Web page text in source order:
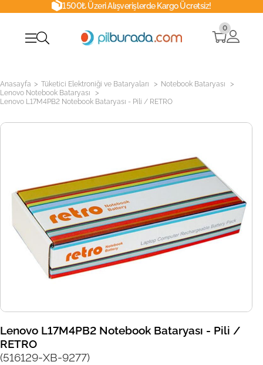
1500₺ Üzeri Alışverişlerde Kargo Ücretsiz!
0
Anasayfa > Tüketici Elektroniği ve Bataryaları > Notebook Bataryası >
Lenovo Notebook Bataryası >
Lenovo L17M4PB2 Notebook Bataryası - Pili / RETRO
Lenovo L17M4PB2 Notebook Bataryası - Pili /
RETRO
(516129-XB-9277)